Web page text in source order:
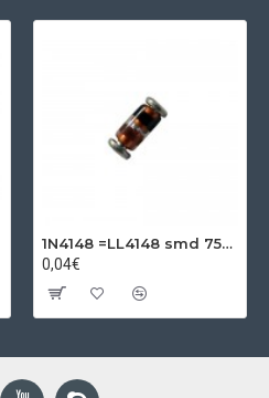
1N4148 =LL4148 smd 75V,0.15A SOD80C
0,04€